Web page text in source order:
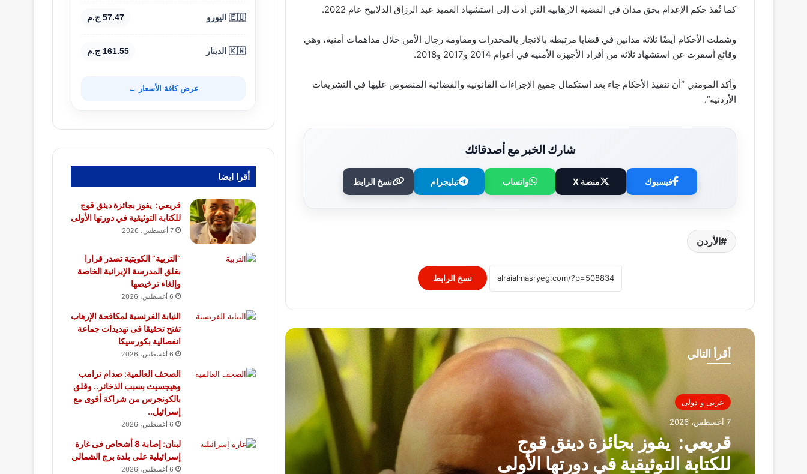
كما نُفذ حكم الإعدام بحق مدان في القضية الإرهابية التي أدت إلى استشهاد العميد عبد الرزاق الدلابيح عام 2022.
وشملت الأحكام أيضًا ثلاثة مدانين في قضايا مرتبطة بالاتجار بالمخدرات ومقاومة رجال الأمن خلال مداهمات أمنية، وهي
وقائع أسفرت عن استشهاد ثلاثة من أفراد الأجهزة الأمنية في أعوام 2014 و2017 و2018.
وأكد المومني “أن تنفيذ الأحكام جاء بعد استكمال جميع الإجراءات القانونية والقضائية المنصوص عليها في التشريعات
الأردنية”.
شارك الخبر مع أصدقائك
فيسبوك منصة X واتساب تيليجرام نسخ الرابط
الأردن
نسخ الرابط
أقرأ التالي
عربى و دولى
7 أغسطس، 2026
قريعي: يفوز بجائزة دينق قوج
للكتابة التوثيقية في دورتها الأولى
قريعي: يفوز بجائزة دينق قوج للكتابة
بكورسيكا
الصحف العالمية: صدام ترامب وهيجسيث
بسبب الذخائر.. وقلق بالكونجرس من
شراكة أقوى مع إسرائيل..
لبنان: إصابة 8 أشحاص فى غارة إسرائيلية
على بلدة برج الشمالي
لغز اختفاء مجتبى خامنئي يحير الولايات
🇪🇺 اليورو 57.47 ج.م
🇰🇼 الدينار 161.55 ج.م
عرض كافة الأسعار ←
أقرا ايضا
قريعي: يفوز بجائزة دينق قوج
للكتابة التوثيقية في دورتها الأولى
7 أغسطس، 2026
“التربية” الكويتية تصدر قرارا
بغلق المدرسة الإيرانية الخاصة
وإلغاء ترخيصها
6 أغسطس، 2026
النيابة الفرنسية لمكافحة الإرهاب
تفتح تحقيقا فى تهديدات جماعة
انفصالية بكورسيكا
6 أغسطس، 2026
الصحف العالمية: صدام ترامب
وهيجسيث بسبب الذخائر.. وقلق
بالكونجرس من شراكة أقوى مع
إسرائيل..
6 أغسطس، 2026
لبنان: إصابة 8 أشحاص فى غارة
إسرائيلية على بلدة برج الشمالي
6 أغسطس، 2026